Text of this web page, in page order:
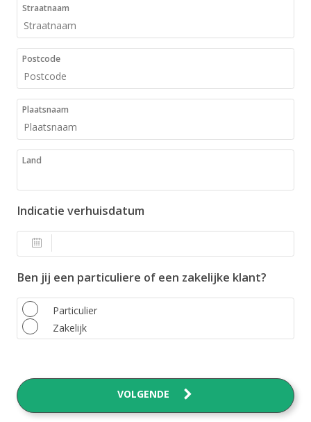
Straatnaam
Postcode
Plaatsnaam
Land
Indicatie verhuisdatum
Ben jij een particuliere of een zakelijke klant?
Particulier
Zakelijk
VOLGENDE